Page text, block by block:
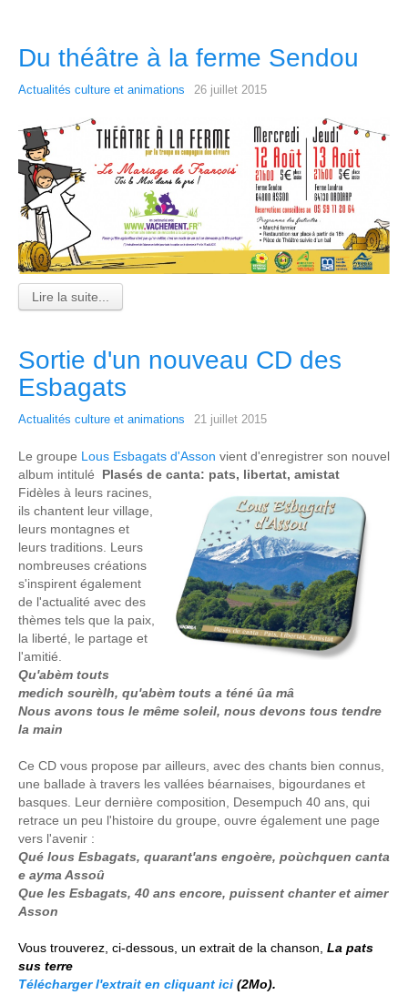
Du théâtre à la ferme Sendou
Actualités culture et animations 26 juillet 2015
Lire la suite...
Sortie d'un nouveau CD des
Esbagats
Actualités culture et animations 21 juillet 2015
Le groupe Lous Esbagats d'Asson vient d'enregistrer son nouvel
album intitulé Plasés de canta: pats, libertat, amistat
Fidèles à leurs racines,
ils chantent leur village,
leurs montagnes et
leurs traditions. Leurs
nombreuses créations
s'inspirent également
de l'actualité avec des
thèmes tels que la paix,
la liberté, le partage et
l'amitié.
Qu'abèm touts
medich sourèlh, qu'abèm touts a téné ûa mâ
Nous avons tous le même soleil, nous devons tous tendre
la main
Ce CD vous propose par ailleurs, avec des chants bien connus,
une ballade à travers les vallées béarnaises, bigourdanes et
basques. Leur dernière composition, Desempuch 40 ans, qui
retrace un peu l'histoire du groupe, ouvre également une page
vers l'avenir :
Qué lous Esbagats, quarant'ans engoère, poùchquen canta
e ayma Assoû
Que les Esbagats, 40 ans encore, puissent chanter et aimer
Asson
Vous trouverez, ci-dessous, un extrait de la chanson, La pats
sus terre
Télécharger l'extrait en cliquant ici (2Mo).